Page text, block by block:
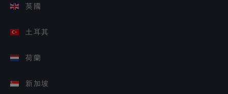
英國
土耳其
荷蘭
新加坡